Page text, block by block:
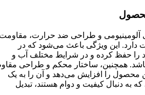
آلومینیومی و طراحی ضد حرارت،
دارد. این ویژگی باعث می‌شود که در
را حفظ کرده و در شرایط مختلف آب و
باشد. همچنین، ساختار محکم و طراحی
محصول را افزایش می‌دهد و آن را به یک
به دنبال کیفیت و دوام هستند، تبدیل